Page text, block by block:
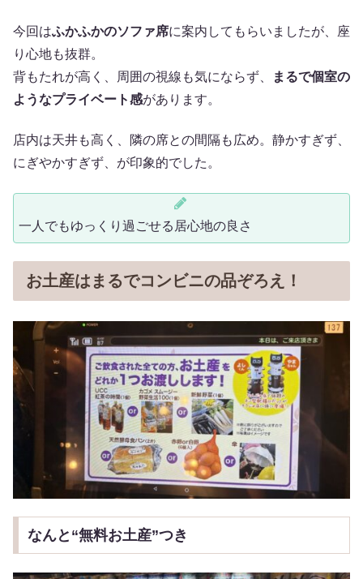
今回はふかふかのソファ席に案内してもらいましたが、座
り心地も抜群。
背もたれが高く、周囲の視線も気にならず、
まるで個室の
ようなプライベート感があります。
店内は天井も高く、隣の席との間隔も広め。静かすぎず、
にぎやかすぎず、が印象的でした。
一人でもゆっくり過ごせる居心地の良さ
お土産はまるでコンビニの品ぞろえ！
なんと“無料お土産”つき